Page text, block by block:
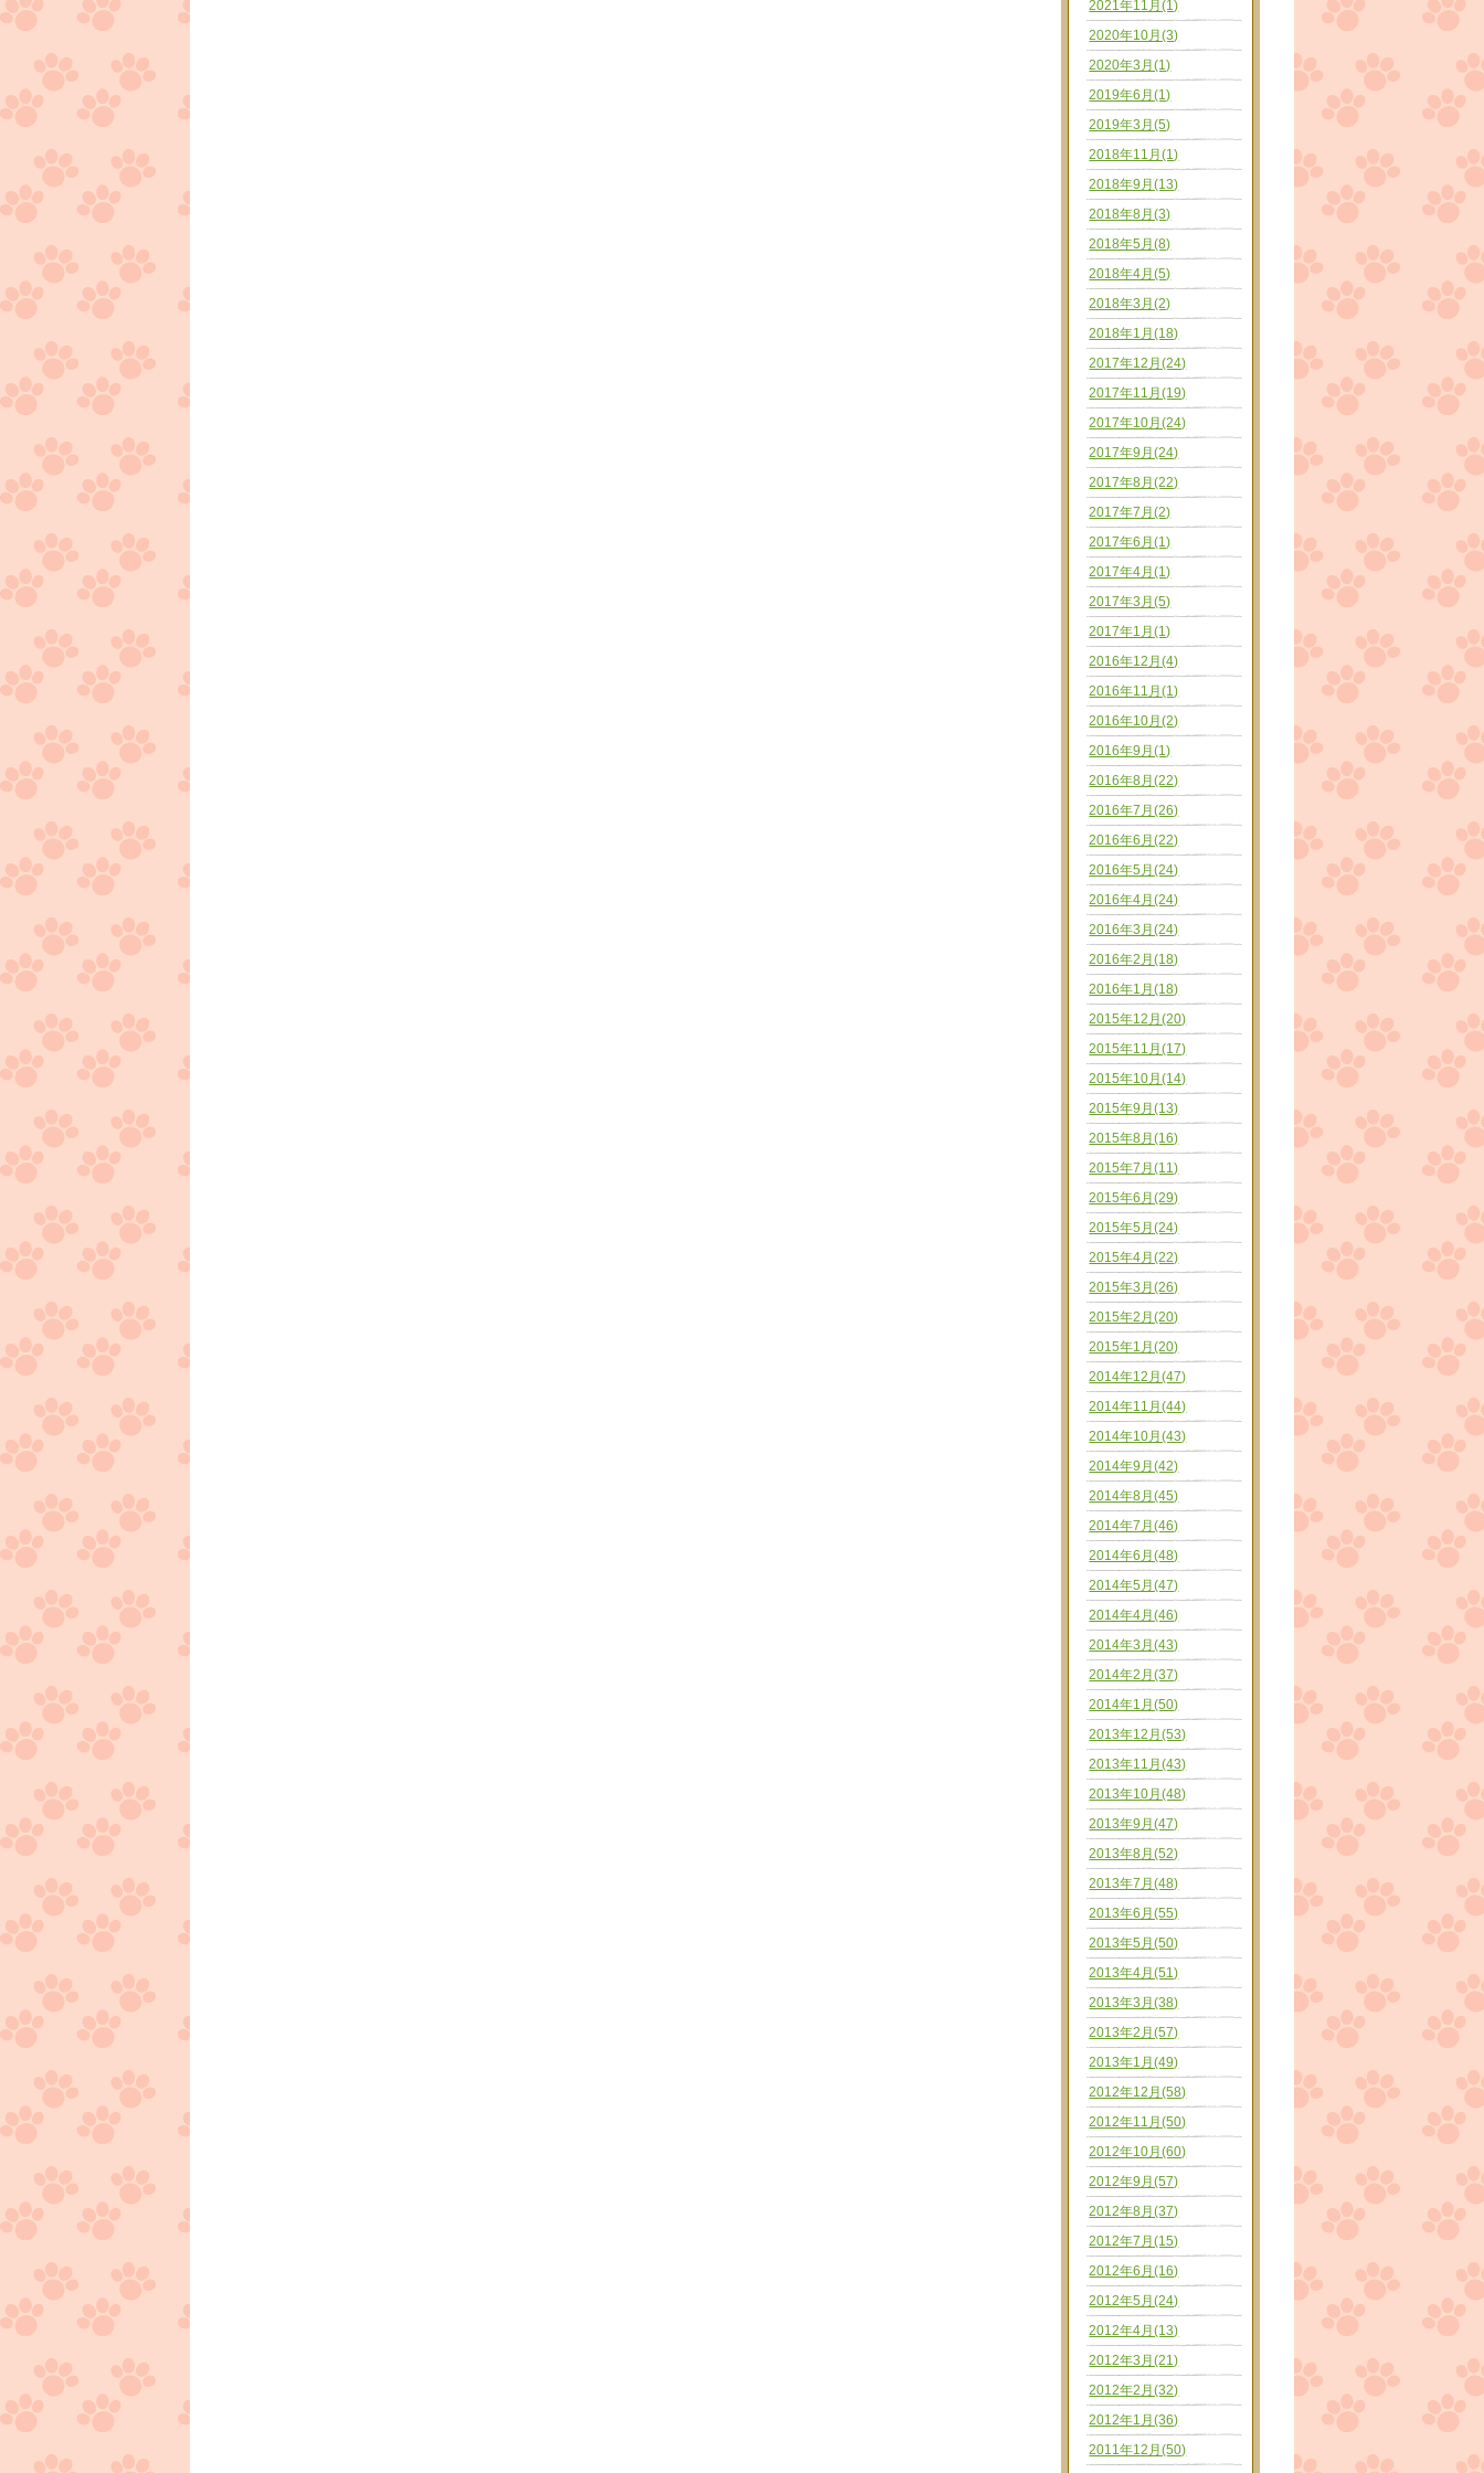
2021年11月(1)
2020年10月(3)
2020年3月(1)
2019年6月(1)
2019年3月(5)
2018年11月(1)
2018年9月(13)
2018年8月(3)
2018年5月(8)
2018年4月(5)
2018年3月(2)
2018年1月(18)
2017年12月(24)
2017年11月(19)
2017年10月(24)
2017年9月(24)
2017年8月(22)
2017年7月(2)
2017年6月(1)
2017年4月(1)
2017年3月(5)
2017年1月(1)
2016年12月(4)
2016年11月(1)
2016年10月(2)
2016年9月(1)
2016年8月(22)
2016年7月(26)
2016年6月(22)
2016年5月(24)
2016年4月(24)
2016年3月(24)
2016年2月(18)
2016年1月(18)
2015年12月(20)
2015年11月(17)
2015年10月(14)
2015年9月(13)
2015年8月(16)
2015年7月(11)
2015年6月(29)
2015年5月(24)
2015年4月(22)
2015年3月(26)
2015年2月(20)
2015年1月(20)
2014年12月(47)
2014年11月(44)
2014年10月(43)
2014年9月(42)
2014年8月(45)
2014年7月(46)
2014年6月(48)
2014年5月(47)
2014年4月(46)
2014年3月(43)
2014年2月(37)
2014年1月(50)
2013年12月(53)
2013年11月(43)
2013年10月(48)
2013年9月(47)
2013年8月(52)
2013年7月(48)
2013年6月(55)
2013年5月(50)
2013年4月(51)
2013年3月(38)
2013年2月(57)
2013年1月(49)
2012年12月(58)
2012年11月(50)
2012年10月(60)
2012年9月(57)
2012年8月(37)
2012年7月(15)
2012年6月(16)
2012年5月(24)
2012年4月(13)
2012年3月(21)
2012年2月(32)
2012年1月(36)
2011年12月(50)